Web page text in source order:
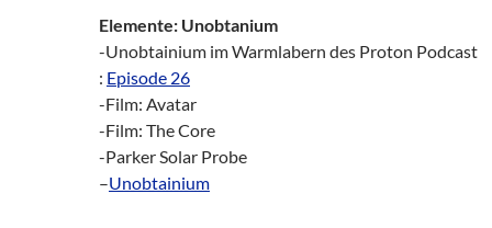
Elemente: Unobtanium
-Unobtainium im Warmlabern des Proton Podcast
: Episode 26
-Film: Avatar
-Film: The Core
-Parker Solar Probe
–Unobtainium